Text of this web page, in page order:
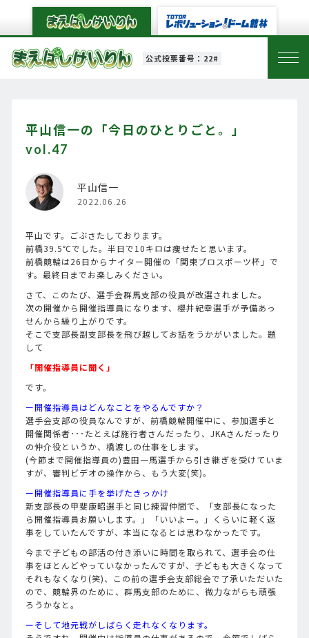
公式投票番号：22#
平山信一の「今日のひとりごと。」
vol.47
平山信一
2022.06.26
平山です。ごぶさたしております。
前橋39.5℃でした。半日で10キロは痩せたと思います。
前橋競輪は26日からナイター開催の「関東プロスポーツ杯」で
す。最終日までお楽しみください。
さて、このたび、選手会群馬支部の役員が改選されました。
次の開催から開催指導員になります、櫻井紀幸選手が予備あっ
せんから繰り上がりです。
そこで支部長副支部長を飛び越してお話をうかがいました。題
して
「開催指導員に聞く」
です。
ー開催指導員はどんなことをやるんですか？
選手会支部の役員なんですが、前橋競輪開催中に、参加選手と
開催関係者･･･たとえば施行者さんだったり、JKAさんだったり
の仲介役というか、橋渡しの仕事をします。
(今節まで開催指導員の)豊田一馬選手から引き継ぎを受けていま
すが、審判ビデオの操作から、もう大変(笑)。
ー開催指導員に手を挙げたきっかけ
新支部長の甲斐康昭選手と同じ練習仲間で、「支部長になった
ら開催指導員お願いします。」「いいよー。」くらいに軽く返
事をしていたんですが、本当になるとは思わなかったです。
今まで子どもの部活の付き添いに時間を取られて、選手会の仕
事をほとんどやっていなかったんですが、子どもも大きくなって
それもなくなり(笑)、この前の選手会支部総会で了承いただいた
ので、競輪界のために、群馬支部のために、微力ながらも頑張
ろうかなと。
ーそして地元戦がしばらく走れなくなります。